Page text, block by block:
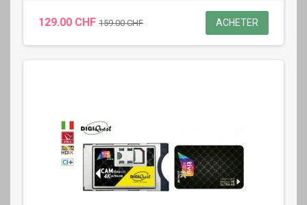
129.00 CHF 159.00 CHF ACHETER